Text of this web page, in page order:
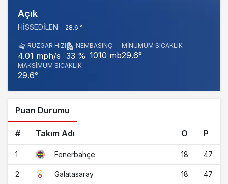
Açık
HISSEDILEN 28.6 °
RÜZGAR HIZI
4.01 mph/s
NEM
33 %
BASINÇ
1010 mb
MINUMUM SICAKLIK
29.6°
MAKSIMUM SICAKLIK
29.6°
Puan Durumu
# Takım Adı O P
1 Fenerbahçe 18 47
2 Galatasaray 18 47